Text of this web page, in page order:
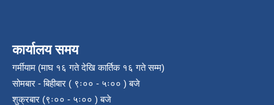
कार्यालय समय
गर्मीयाम (माघ १६ गते देखि कार्तिक १६ गते सम्म)
सोमबार - बिहीबार ( ९ः०० - ५ः०० ) बजे
शुक्रबार (९ः०० - ५ः०० ) बजे